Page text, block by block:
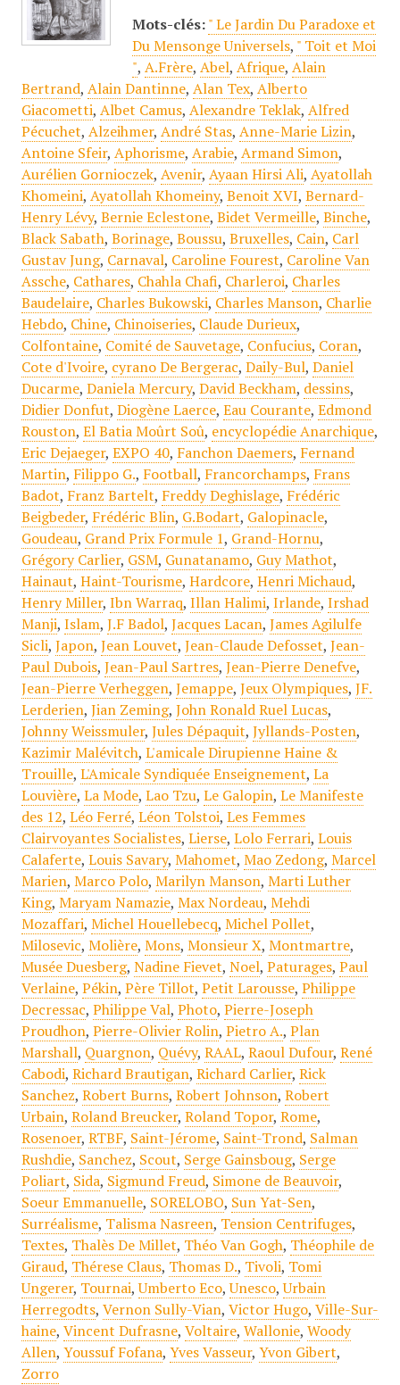
Mots-clés: " Le Jardin Du Paradoxe et
Du Mensonge Universels, " Toit et Moi
", A.Frère, Abel, Afrique, Alain
Bertrand, Alain Dantinne, Alan Tex, Alberto
Giacometti, Albet Camus, Alexandre Teklak, Alfred
Pécuchet, Alzeihmer, André Stas, Anne-Marie Lizin,
Antoine Sfeir, Aphorisme, Arabie, Armand Simon,
Aurélien Gornioczek, Avenir, Ayaan Hirsi Ali, Ayatollah
Khomeini, Ayatollah Khomeiny, Benoit XVI, Bernard-
Henry Lévy, Bernie Eclestone, Bidet Vermeille, Binche,
Black Sabath, Borinage, Boussu, Bruxelles, Cain, Carl
Gustav Jung, Carnaval, Caroline Fourest, Caroline Van
Assche, Cathares, Chahla Chafi, Charleroi, Charles
Baudelaire, Charles Bukowski, Charles Manson, Charlie
Hebdo, Chine, Chinoiseries, Claude Durieux,
Colfontaine, Comité de Sauvetage, Confucius, Coran,
Cote d'Ivoire, cyrano De Bergerac, Daily-Bul, Daniel
Ducarme, Daniela Mercury, David Beckham, dessins,
Didier Donfut, Diogène Laerce, Eau Courante, Edmond
Rouston, El Batia Moûrt Soû, encyclopédie Anarchique,
Eric Dejaeger, EXPO 40, Fanchon Daemers, Fernand
Martin, Filippo G., Football, Francorchamps, Frans
Badot, Franz Bartelt, Freddy Deghislage, Frédéric
Beigbeder, Frédéric Blin, G.Bodart, Galopinacle,
Goudeau, Grand Prix Formule 1, Grand-Hornu,
Grégory Carlier, GSM, Gunatanamo, Guy Mathot,
Hainaut, Haint-Tourisme, Hardcore, Henri Michaud,
Henry Miller, Ibn Warraq, Illan Halimi, Irlande, Irshad
Manji, Islam, J.F Badol, Jacques Lacan, James Agilulfe
Sicli, Japon, Jean Louvet, Jean-Claude Defosset, Jean-
Paul Dubois, Jean-Paul Sartres, Jean-Pierre Denefve,
Jean-Pierre Verheggen, Jemappe, Jeux Olympiques, JF.
Lerderien, Jian Zeming, John Ronald Ruel Lucas,
Johnny Weissmuler, Jules Dépaquit, Jyllands-Posten,
Kazimir Malévitch, L'amicale Dirupienne Haine &
Trouille, L'Amicale Syndiquée Enseignement, La
Louvière, La Mode, Lao Tzu, Le Galopin, Le Manifeste
des 12, Léo Ferré, Léon Tolstoi, Les Femmes
Clairvoyantes Socialistes, Lierse, Lolo Ferrari, Louis
Calaferte, Louis Savary, Mahomet, Mao Zedong, Marcel
Marien, Marco Polo, Marilyn Manson, Marti Luther
King, Maryam Namazie, Max Nordeau, Mehdi
Mozaffari, Michel Houellebecq, Michel Pollet,
Milosevic, Molière, Mons, Monsieur X, Montmartre,
Musée Duesberg, Nadine Fievet, Noel, Paturages, Paul
Verlaine, Pékin, Père Tillot, Petit Larousse, Philippe
Decressac, Philippe Val, Photo, Pierre-Joseph
Proudhon, Pierre-Olivier Rolin, Pietro A., Plan
Marshall, Quargnon, Quévy, RAAL, Raoul Dufour, René
Cabodi, Richard Brautigan, Richard Carlier, Rick
Sanchez, Robert Burns, Robert Johnson, Robert
Urbain, Roland Breucker, Roland Topor, Rome,
Rosenoer, RTBF, Saint-Jérome, Saint-Trond, Salman
Rushdie, Sanchez, Scout, Serge Gainsboug, Serge
Poliart, Sida, Sigmund Freud, Simone de Beauvoir,
Soeur Emmanuelle, SORELOBO, Sun Yat-Sen,
Surréalisme, Talisma Nasreen, Tension Centrifuges,
Textes, Thalès De Millet, Théo Van Gogh, Théophile de
Giraud, Thérese Claus, Thomas D., Tivoli, Tomi
Ungerer, Tournai,Umberto Eco,Unesco,Urbain
Herregodts, Vernon Sully-Vian, Victor Hugo, Ville-Sur-
haine, Vincent Dufrasne, Voltaire, Wallonie, Woody
Allen, Youssuf Fofana, Yves Vasseur, Yvon Gibert,
Zorro